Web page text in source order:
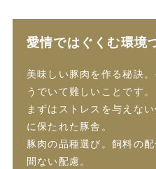
愛情ではぐくむ環境
美味しい豚肉を作る秘訣
うでいて難しいことです。
まずはストレスを与えな
に保たれた豚舎。
豚肉の品種選び。飼料の
間ない配慮。